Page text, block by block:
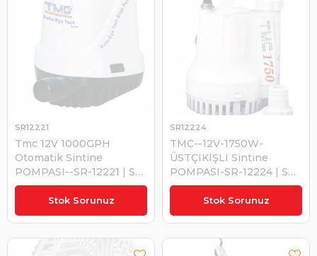
Stok Sorunuz
Tmc 12V 1000GPH
Otomatik Sintine
POMPASI--SR-12221 | SR
12221
SR12221
₺2.958,13 Stok Sorunuz
TMC--12V-1750W-
ÜSTÇIKIŞLI Sintine
POMPASI-SR-12224 | SR
12224
SR12224
₺3.669,99